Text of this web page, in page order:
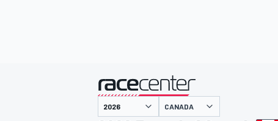
presentato da
CANADA